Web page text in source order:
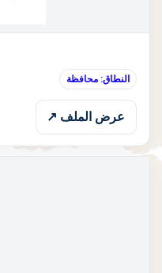
النطاق: محافظة
عرض الملف ↗